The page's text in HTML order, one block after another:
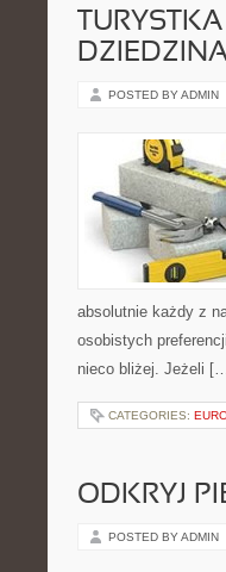
POSTED BY ADMIN
absolutnie każdy z
osobistych
nieco bliżej. Jeżeli
CATEGORIES:
ODKRYJ
POSTED BY ADMIN